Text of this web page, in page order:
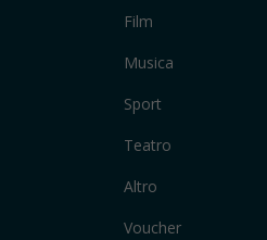
Film
Musica
Sport
Teatro
Altro
Voucher